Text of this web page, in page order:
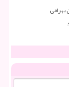
بهرامی